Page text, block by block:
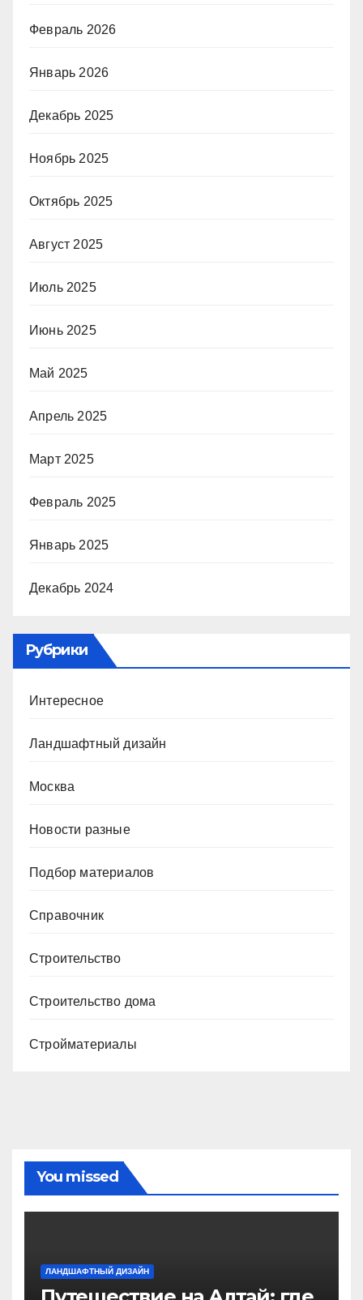
Февраль 2026
Январь 2026
Декабрь 2025
Ноябрь 2025
Октябрь 2025
Август 2025
Июль 2025
Июнь 2025
Май 2025
Апрель 2025
Март 2025
Февраль 2025
Январь 2025
Декабрь 2024
Рубрики
Интересное
Ландшафтный дизайн
Москва
Новости разные
Подбор материалов
Справочник
Строительство
Строительство дома
Стройматериалы
You missed
ЛАНДШАФТНЫЙ ДИЗАЙН